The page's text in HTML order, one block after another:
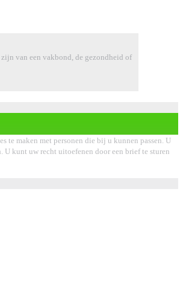
van een vakbond, de gezondheid of
te maken met personen die bij u kunnen passen. U
kunt uw recht uitoefenen door een brief te sturen